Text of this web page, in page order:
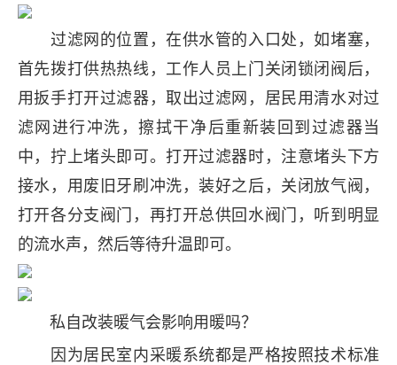
过滤网的位置，在供水管的入口处，如堵塞，
首先拨打供热热线，工作人员上门关闭锁闭阀后，
用扳手打开过滤器，取出过滤网，居民用清水对过
滤网进行冲洗，擦拭干净后重新装回到过滤器当
中，拧上堵头即可。打开过滤器时，注意堵头下方
接水，用废旧牙刷冲洗，装好之后，关闭放气阀，
打开各分支阀门，再打开总供回水阀门，听到明显
的流水声，然后等待升温即可。
私自改装暖气会影响用暖吗？
因为居民室内采暖系统都是严格按照技术标准